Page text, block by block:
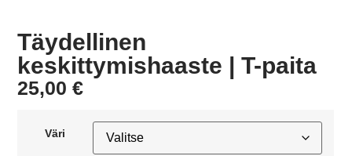
Täydellinen
keskittymishaaste | T-paita
25,00€
Väri